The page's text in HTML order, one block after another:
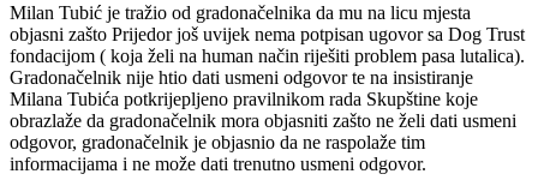
Milan Tubić je tražio od gradonačelnika da mu na licu mjesta
objasni zašto Prijedor još uvijek nema potpisan ugovor sa Dog Trust
fondacijom ( koja želi na human način riješiti problem pasa lutalica).
Gradonačelnik nije htio dati usmeni odgovor te na insistiranje
Milana Tubića potkrijepljeno pravilnikom rada Skupštine koje
obrazlaže da gradonačelnik mora objasniti zašto ne želi dati usmeni
odgovor, gradonačelnik je objasnio da ne raspolaže tim
informacijama i ne može dati trenutno usmeni odgovor.